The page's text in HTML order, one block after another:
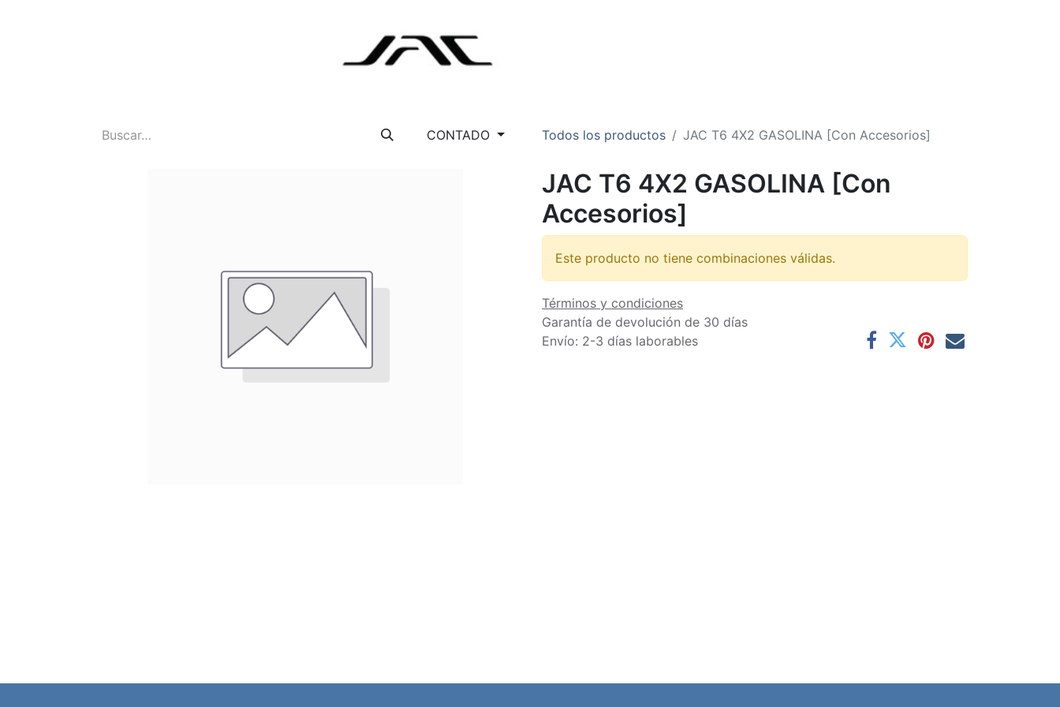
CONTADO Todos los productos JAC T6 4X2 GASOLINA [Con Accesorios]
JAC T6 4X2 GASOLINA [Con
Accesorios]
Este producto no tiene combinaciones válidas.
Términos y condiciones
Garantía de devolución de 30 días
Envío: 2-3 días laborables